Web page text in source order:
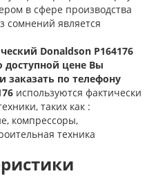
в сфере производства
сомнений является
Donaldson P164176
доступной цене Вы
по телефону
используются фактически
таких как :
компрессоры,
техника